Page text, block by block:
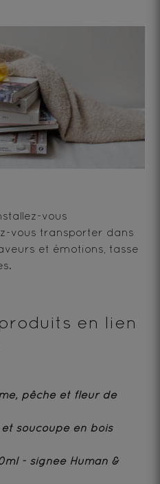
vous
vous transporter dans
et émotions, tasse
en lien
pêche et fleur de
soucoupe en bois
- signée Human &